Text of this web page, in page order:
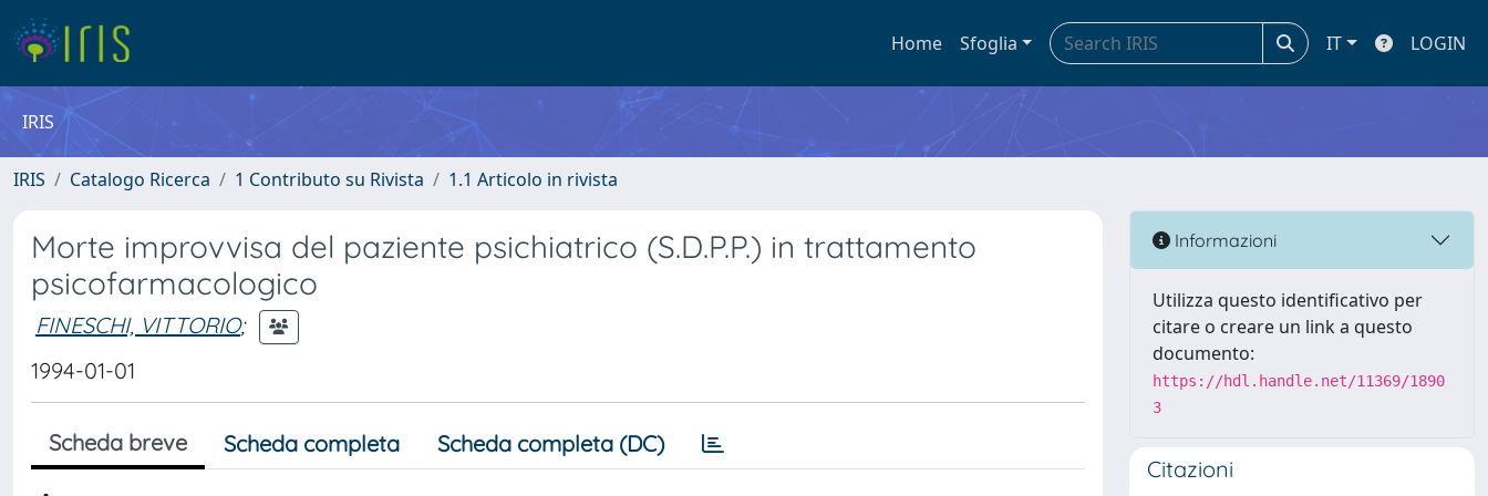
Home Sfoglia IT LOGIN
IRIS
IRIS Catalogo Ricerca 1 Contributo su Rivista 1.1 Articolo in rivista
Morte improvvisa del paziente psichiatrico (S.D.P.P.) in trattamento
psicofarmacologico
FINESCHI, VITTORIO;
1994-01-01
Scheda breve Scheda completa Scheda completa (DC)
Informazioni
Utilizza questo identificativo per
citare o creare un link a questo
documento:
https://hdl.handle.net/11369/1890
3
Citazioni